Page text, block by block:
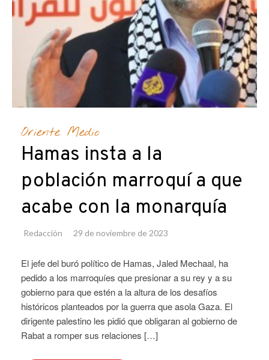
Oriente Medio
Hamas insta a la
población marroquí a que
acabe con la monarquía
Redacción 29 de noviembre de 2023
El jefe del buró político de Hamas, Jaled Mechaal, ha
pedido a los marroquíes que presionar a su rey y a su
gobierno para que estén a la altura de los desafíos
históricos planteados por la guerra que asola Gaza. El
dirigente palestino les pidió que obligaran al gobierno de
Rabat a romper sus relaciones […]